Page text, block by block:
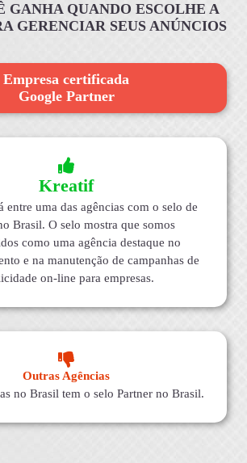
GANHA QUANDO ESCOLHE A
GERENCIAR SEUS ANÚNCIOS
Empresa certificada
Google Partner
Kreatif
entre uma das agências com o selo de
Brasil. O selo mostra que somos
como uma agência destaque no
e na manutenção de campanhas de
on-line para empresas.
Outras Agências
no Brasil tem o selo Partner no Brasil.